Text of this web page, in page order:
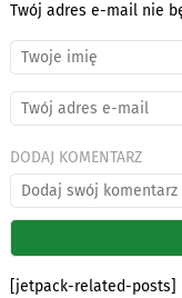
Twój adres e-mail nie
DODAJ KOMENTARZ
[jetpack-related-posts]